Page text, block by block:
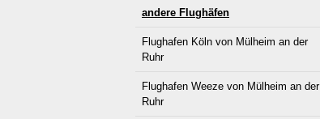
andere Flughäfen
Flughafen Köln von Mülheim an der
Ruhr
Flughafen Weeze von Mülheim an der
Ruhr